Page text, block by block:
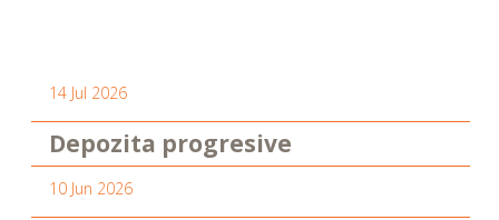
14 Jul 2026
Depozita progresive
10 Jun 2026